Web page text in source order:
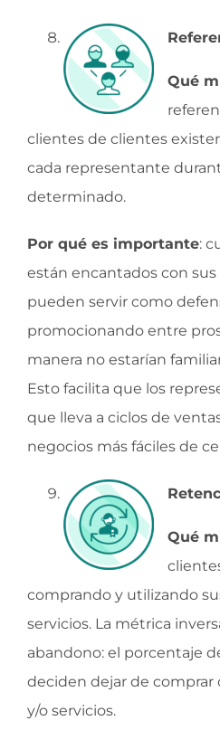
Qué
clientes de clientes
cada representante
determinado.
Por qué es importante:
están encantados con
pueden servir como
promocionando entre
manera no estarían
Esto facilita que los
que lleva a ciclos de
negocios más fáciles de
Qué
comprando y utilizando
servicios. La métrica
abandono: el porcentaje
deciden dejar de comprar
y/o servicios.